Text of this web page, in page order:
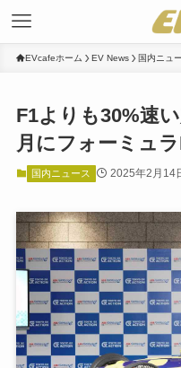
EVcafeホーム EV News 国内ニュ
F1よりも30%速
月にフォーミュ
国内ニュース 2025年2月14